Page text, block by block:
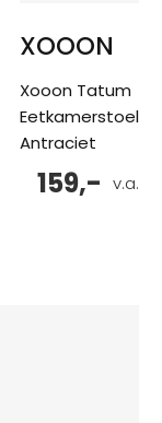
XOOON
Xooon Tatum
Eetkamerstoel
Antraciet
v.a.
159,-